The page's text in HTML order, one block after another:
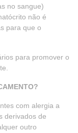
no sangue)
não é
para que o
para promover o
com alergia a
derivados de
outro